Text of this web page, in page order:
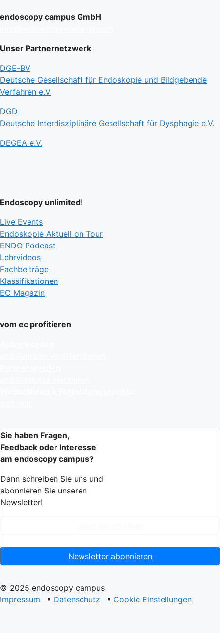
endoscopy campus GmbH
Unser Partnernetzwerk
DGE-BV
Deutsche Gesellschaft für Endoskopie und Bildgebende
Verfahren e.V
DGD
Deutsche Interdisziplinäre Gesellschaft für Dysphagie e.V.
DEGEA e.V.
Endoscopy unlimited!
Live Events
Endoskopie Aktuell on Tour
ENDO Podcast
Lehrvideos
Fachbeiträge
Klassifikationen
EC Magazin
vom ec profitieren
Sie haben Fragen,
Feedback oder Interesse
am endoscopy campus?
Dann schreiben Sie uns und
abonnieren Sie unseren
Newsletter!
Newsletter abonnieren
© 2025 endoscopy campus
Impressum
• Datenschutz • Cookie Einstellungen